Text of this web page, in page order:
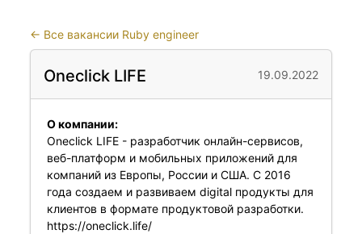
← Все вакансии Ruby engineer
Oneclick LIFE 19.09.2022
О компании:
Oneclick LIFE - разработчик онлайн-сервисов,
веб-платформ и мобильных приложений для
компаний из Европы, России и США. С 2016
года создаем и развиваем digital продукты для
клиентов в формате продуктовой разработки.
https://oneclick.life/